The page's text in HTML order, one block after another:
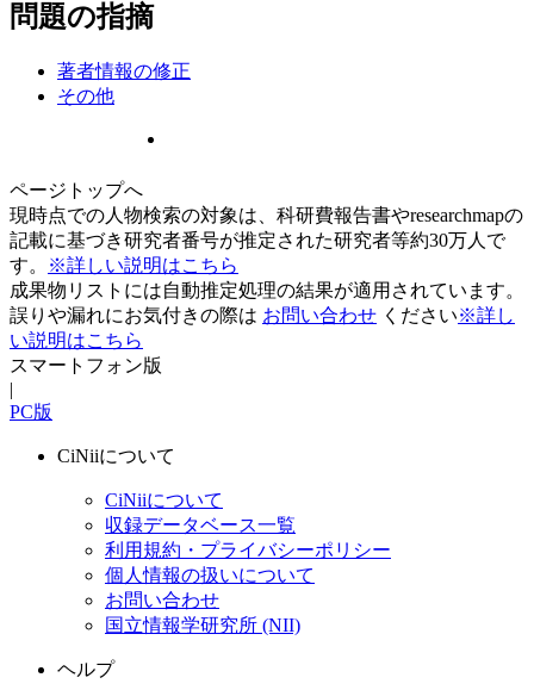
問題の指摘
著者情報の修正
その他
ページトップへ
現時点での人物検索の対象は、科研費報告書やresearchmapの
記載に基づき研究者番号が推定された研究者等約30万人で
す。
※詳しい説明はこちら
成果物リストには自動推定処理の結果が適用されています。
誤りや漏れにお気付きの際は お問い合わせ ください※詳し
い説明はこちら
スマートフォン版
|
PC版
CiNiiについて
CiNiiについて
収録データベース一覧
利用規約・プライバシーポリシー
個人情報の扱いについて
お問い合わせ
国立情報学研究所 (NII)
ヘルプ